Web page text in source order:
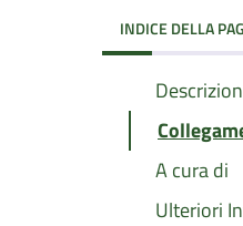
INDICE DELLA
A cura di
Ulteriori